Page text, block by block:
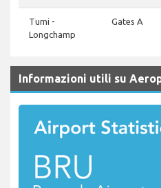
Tumi -
Longchamp
Gates A
Informazioni utili su